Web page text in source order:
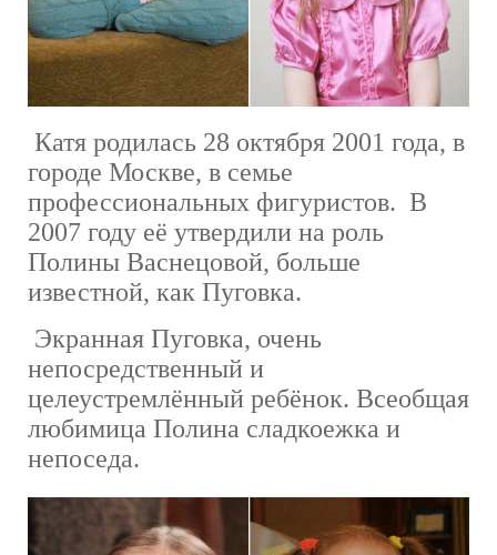
Катя родилась 28 октября 2001 года, в
городе Москве, в семье
профессиональных фигуристов. В
2007 году её утвердили на роль
Полины Васнецовой, больше
известной, как Пуговка.
Экранная Пуговка, очень
непосредственный и
целеустремлённый ребёнок. Всеобщая
любимица Полина сладкоежка и
непоседа.